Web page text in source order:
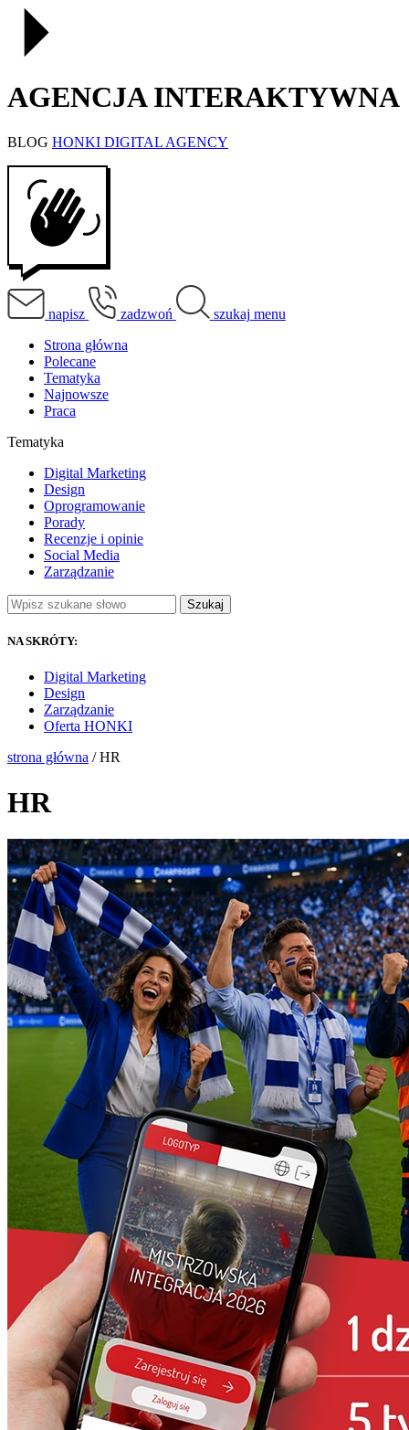
AGENCJA INTERAKTYWNA
BLOG HONKI DIGITAL AGENCY
napisz zadzwoń szukaj menu
Strona główna
Polecane
Tematyka
Najnowsze
Praca
Tematyka
Digital Marketing
Design
Oprogramowanie
Porady
Recenzje i opinie
Social Media
Zarządzanie
Szukaj
NA SKRÓTY:
Digital Marketing
Design
Zarządzanie
Oferta HONKI
strona główna / HR
HR